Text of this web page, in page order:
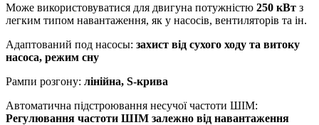
Може використовуватися для двигуна потужністю 250 кВт з
легким типом навантаження, як у насосів, вентиляторів та ін.
Адаптований под насосы: захист від сухого ходу та витоку
насоса, режим сну
Рампи розгону: лінійна, S-крива
Автоматична підстроювання несучої частоти ШІМ:
Регулювання частоти ШІМ залежно від навантаження